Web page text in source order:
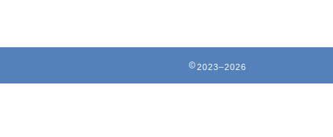
2023–2026